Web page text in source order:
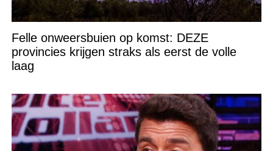
Felle onweersbuien op komst: DEZE
provincies krijgen straks als eerst de volle
laag